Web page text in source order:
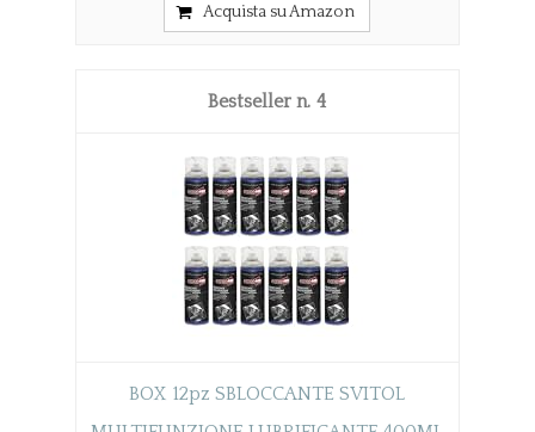
Acquista su Amazon
4
BOX 12pz SBLOCCANTE SVITOL